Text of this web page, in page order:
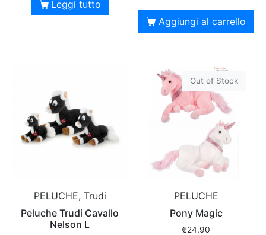
Leggi tutto
Aggiungi al carrello
PELUCHE, Trudi
Peluche Trudi Cavallo
Nelson L
Out of Stock
PELUCHE
Pony Magic
€24,90